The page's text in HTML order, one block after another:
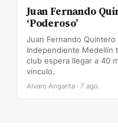
Juan Fernando
‘Poderoso’
Juan Fernando
Independiente Medellín
club espera llegar a 40
vínculo.
Alvaro Angarita · 7 ago.